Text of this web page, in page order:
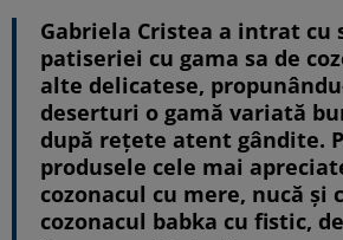
Gabriela Cristea a intrat cu
patiseriei cu gama sa de
alte delicatese,
deserturi o gamă variată
după rețete atent gândite.
produsele cele mai
cozonacul cu mere, nucă și
cozonacul babka cu fistic,